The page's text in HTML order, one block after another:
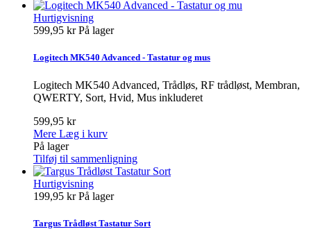
Hurtigvisning
599,95 krPå lager
Logitech MK540 Advanced - Tastatur og mus
Logitech MK540 Advanced, Trådløs, RF trådløst, Membran,
QWERTY, Sort, Hvid, Mus inkluderet
599,95 kr
Mere Læg i kurv
På lager
Tilføj til sammenligning
Hurtigvisning
199,95 krPå lager
Targus Trådløst Tastatur Sort